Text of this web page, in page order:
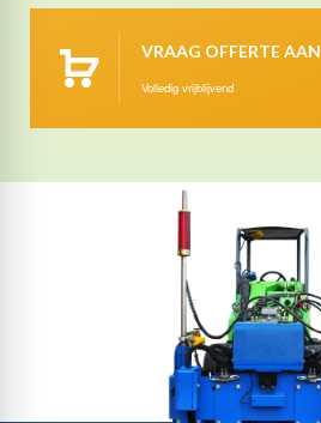
VRAAG OFFERTE AAN
Volledig vrijblijvend